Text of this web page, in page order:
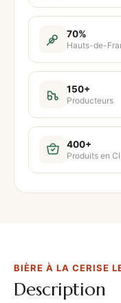
è
r
i
70%
Hauts-de-
150+
Producteurs
400+
Produits en
BIÈRE À LA CERISE
Description